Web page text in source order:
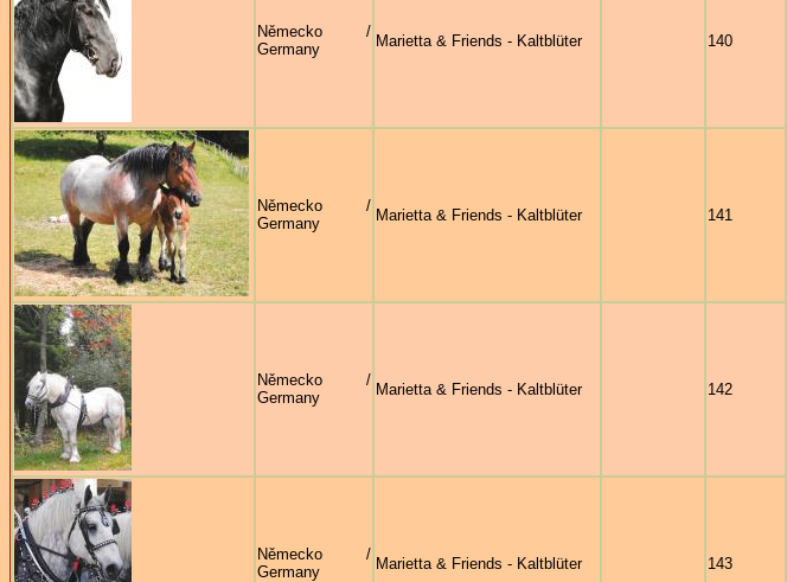
Německo /
Germany
Marietta & Friends - Kaltblüter 140
Německo /
Germany
Marietta & Friends - Kaltblüter 141
Německo /
Germany
Marietta & Friends - Kaltblüter 142
Německo /
Germany
Marietta & Friends - Kaltblüter 143